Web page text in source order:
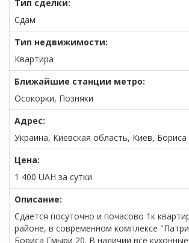
Тип сделки:
Сдам
Тип недвижимости:
Квартира
Ближайшие станции метро:
Осокорки, Позняки
Адрес:
Украина, Киевская область, Киев,
Цена:
1 400 UAH за сутки
Описание:
Сдается посуточно и почасово 1к
районе, в современном комплексе
Бориса Гмыри 20. В наличии все